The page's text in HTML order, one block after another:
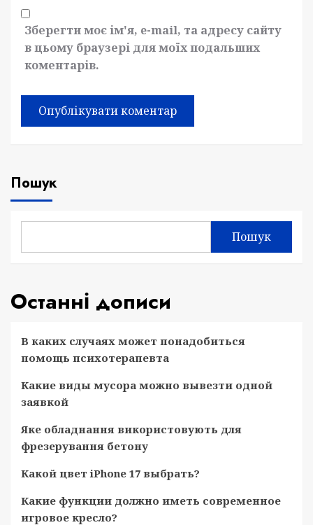
Зберегти моє ім'я, e-mail, та адресу сайту
в цьому браузері для моїх подальших
коментарів.
Пошук
Пошук
Останні дописи
В каких случаях может понадобиться
помощь психотерапевта
Какие виды мусора можно вывезти одной
заявкой
Яке обладнання використовують для
фрезерування бетону
Какой цвет iPhone 17 выбрать?
Какие функции должно иметь современное
игровое кресло?